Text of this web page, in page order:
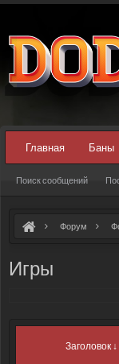
Форум
Игры
Заголовок ↓
Главная Баны
Поиск сообщений